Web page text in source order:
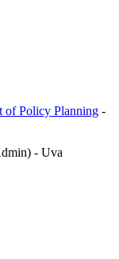
of Policy Planning -
- Uva